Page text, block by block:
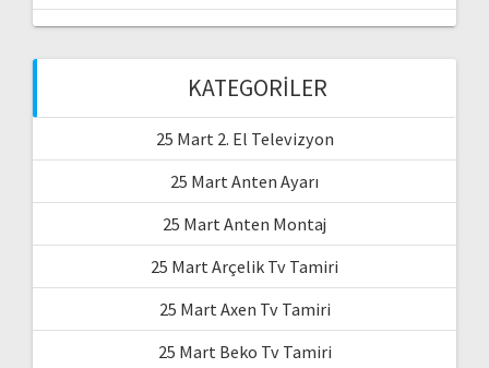
KATEGORILER
25 Mart 2. El Televizyon
25 Mart Anten Ayarı
25 Mart Anten Montaj
25 Mart Arçelik Tv Tamiri
25 Mart Axen Tv Tamiri
25 Mart Beko Tv Tamiri